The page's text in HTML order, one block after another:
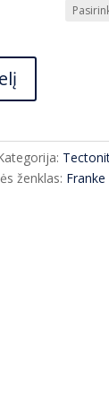
ženklas: Franke